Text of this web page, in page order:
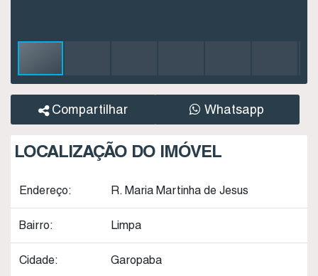
Compartilhar Whatsapp
LOCALIZAÇÃO DO IMÓVEL
Endereço: R. Maria Martinha de Jesus
Bairro: Limpa
Cidade: Garopaba